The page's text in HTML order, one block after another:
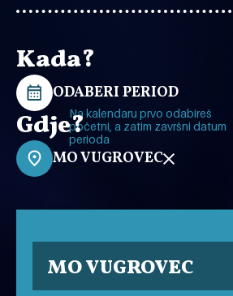
Kada?
ODABERI PERIOD
Na kalendaru prvo odabireš
početni, a zatim završni datum
perioda
Gdje?
MO VUGROVEC
MO VUGROVEC